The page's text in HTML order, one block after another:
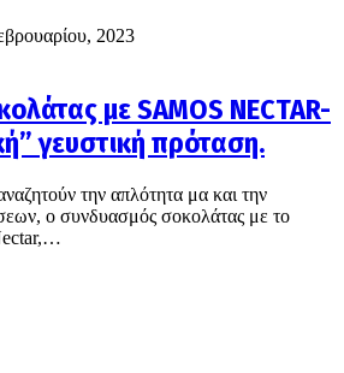
2023
με SAMOS NECTAR-
γευστική πρόταση.
την απλότητα μα και την
ο συνδυασμός σοκολάτας με το